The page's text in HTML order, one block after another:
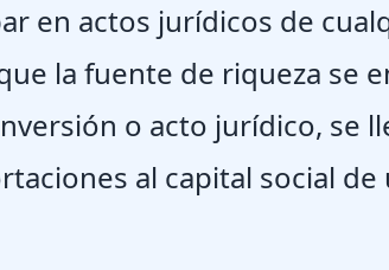
en actos jurídicos de
la fuente de riqueza se
o acto jurídico, se
al capital social de